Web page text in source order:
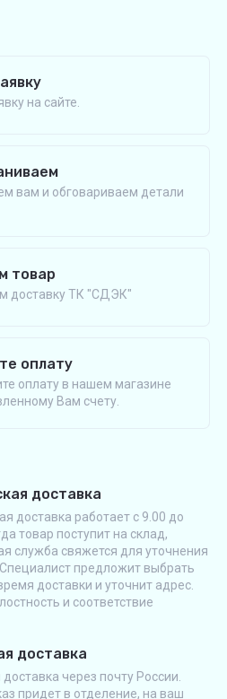
на сайте.
вам и обговариваем детали
товар
доставку ТК "СДЭК"
оплату
оплату в нашем магазине
Вам счету.
доставка
доставка работает с 9.00 до
товар поступит на склад,
служба свяжется для уточнения
предложит выбрать
доставки и уточнит адрес.
и соответствие
доставка
через почту России.
придет в отделение, на ваш